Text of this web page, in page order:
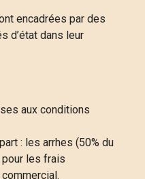
encadrées par des
d’état dans leur
aux conditions
: les arrhes (50% du
les frais